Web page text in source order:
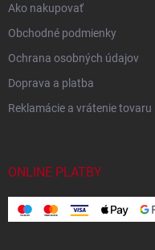
Ako nakupovať
Obchodné podmienky
Ochrana osobných údajov
Doprava a platba
Reklamácie a vrátenie tovaru
ONLINE PLATBY